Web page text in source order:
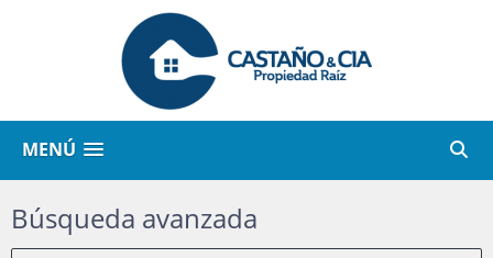
MENÚ
Búsqueda avanzada